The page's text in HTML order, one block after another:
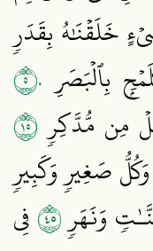
خَلَقۡنَٰهُ بِقَدَرٖ
بِٱلۡبَصَرِ ٥٠
مِن مُّدَّكِرٖ٥١
وَكُلُّ صَغِيرٖ وَكَبِيرٖ
وَنَهَرٖ٥٤فِي